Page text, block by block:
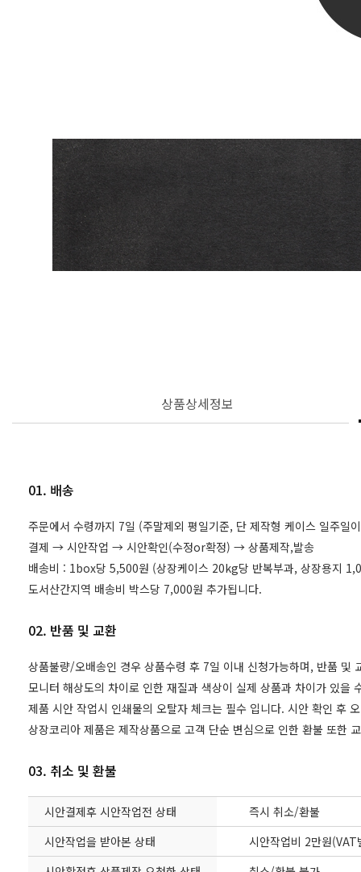
상품상세정보
01. 배송
주문에서 수령까지 7일 (주말제외 평일기준, 단 제작형 케이스 일주일
결제 → 시안작업 → 시안확인(수정or확정) → 상품제작,발송
배송비 : 1box당 5,500원 (상장케이스 20kg당 반복부과, 상장용지
도서산간지역 배송비 박스당 7,000원 추가됩니다.
02. 반품 및 교환
상품불량/오배송인 경우 상품수령 후 7일 이내 신청가능하며, 반품 및
모니터 해상도의 차이로 인한 재질과 색상이 실제 상품과 차이가 있
제품 시안 작업시 인쇄물의 오탈자 체크는 필수 입니다. 시안 확인 후
상장코리아 제품은 제작상품으로 고객 단순 변심으로 인한 환불 또한
03. 취소 및 환불
시안결제후 시안작업전 상태
즉시 취소/환불
시안작업을 받아본 상태
시안작업비 2만원